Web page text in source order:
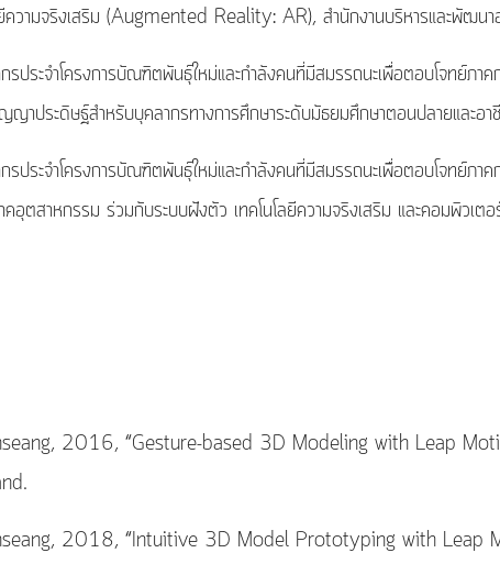
ยีความจริงเสริม (Augmented Reality: AR), สำนักงานบริหารและพัฒ
ประจำโครงการบัณฑิตพันธุ์ใหม่และกำลังคนที่มีสมรรถนะเพื่อตอบโจทย์ภ
ประดิษฐ์สำหรับบุคลากรทางการศึกษาระดับมัธยมศึกษาตอนปลายและอ
ประจำโครงการบัณฑิตพันธุ์ใหม่และกำลังคนที่มีสมรรถนะเพื่อตอบโจทย์ภ
าคอุตสาหกรรม ร่วมกับระบบฝังตัว เทคโนโลยีความจริงเสริม และคอมพิว
2016, “Gesture-based 3D Modeling with Leap
2018, “Intuitive 3D Model Prototyping with